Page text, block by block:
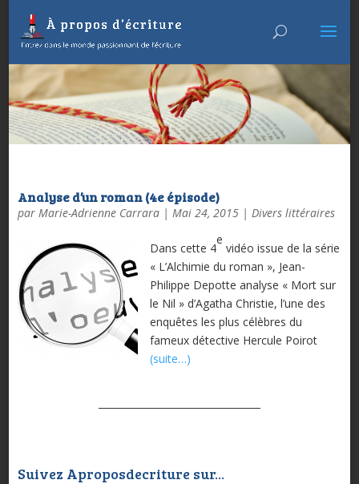
Analyse d’un roman (4e épisode)
par Marie-Adrienne Carrara| Mai 24, 2015| Divers littéraires
Dans cette 4
e
vidéo issue de la série
« L’Alchimie du roman », Jean-
Philippe Depotte analyse « Mort sur
le Nil » d’Agatha Christie, l’une des
enquêtes les plus célèbres du
fameux détective Hercule Poirot
(suite…)
Suivez Aproposdecriture sur...